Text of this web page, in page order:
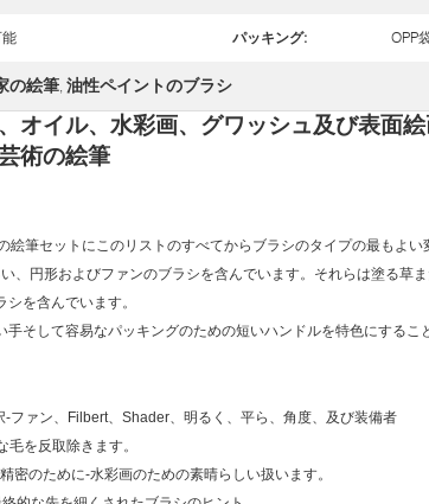
パッキング: OPP
の絵筆, 油性ペイントのブラシ
オイル、水彩画、グワッシュ及び表面
術の絵筆
絵筆セットにこのリストのすべてからブラシのタイプの最もよい
、円形およびファンのブラシを含んでいます。それらは塗る草
を含んでいます。
手そして容易なパッキングのための短いハンドルを特色にするこ
-ファン、Filbert、Shader、明るく、平ら、角度、及び装備者
毛を反取除きます。
密のために-水彩画のための素晴らしい扱います。